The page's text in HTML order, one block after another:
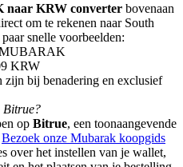
25000 USDT prize pool!
naar KRW converter bovenaan
om te rekenen naar South
snelle voorbeelden:
KRW
zijn bij benadering en exclusief
Bitrue?
op Bitrue, een toonaangevende
Bezoek onze Mubarak koopgids
over het instellen van je wallet,